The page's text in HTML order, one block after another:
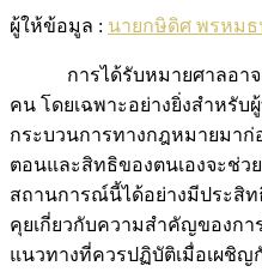
ผู้ให้ข้อมูล : นายกษิดิศ พรหมธ
การได้รับหมายศาลอาจส
คน โดยเฉพาะอย่างยิ่งสำหรั
กระบวนการทางกฎหมายมาก่
ตอนและสิทธิของตนเองจะช่
สถานการณ์นี้ได้อย่างมีประสิ
คุยเกี่ยวกับความสำคัญของกา
แนวทางที่ควรปฏิบัติเมื่อเผชิ